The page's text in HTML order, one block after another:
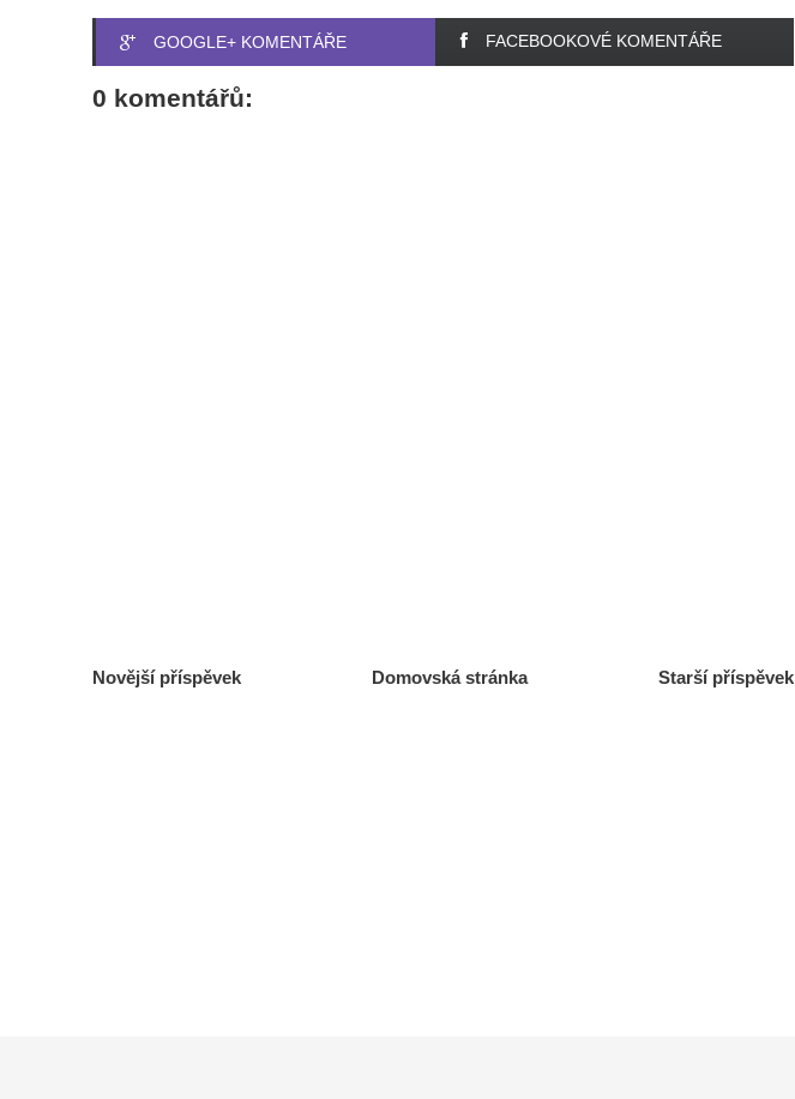
GOOGLE+ KOMENTÁŘE FACEBOOKOVÉ KOMENTÁŘE
0 komentářů:
Novější příspěvek Starší příspěvek
Domovská stránka